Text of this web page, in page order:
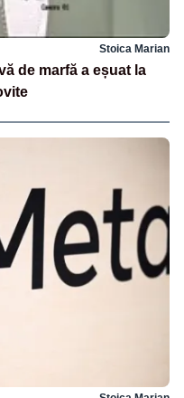
Stoica Marian
de marfă a eșuat la